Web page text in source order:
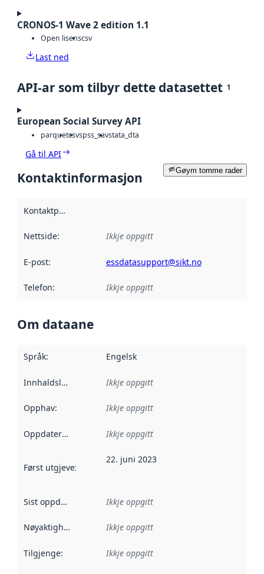
CRONOS-1 Wave 2 edition 1.1
Open lisenscsv
Last ned
API-ar som tilbyr dette datasettet 1
European Social Survey API
parquetcsvspss_savstata_dta
Gå til API
Gøym tomme rader
Kontaktinformasjon
Kontaktpunkt
Nettside: Ikkje oppgitt
E-post: essdatasupport@sikt.no
Telefon: Ikkje oppgitt
Om dataane
Språk: Engelsk
Innhaldsleverandørar :
Ikkje oppgitt
Opphav: Ikkje oppgitt
Oppdateringsfrekvens :
Ikkje oppgitt
Først utgjeve: Denne datoen seier når dataa i dette
22. juni 2023
Sist oppdatert Ikkje oppgitt
Nøyaktigheit Ikkje oppgitt
Tilgjenge: Ikkje oppgitt